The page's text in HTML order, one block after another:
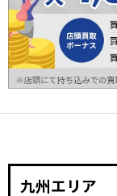
九州エリア